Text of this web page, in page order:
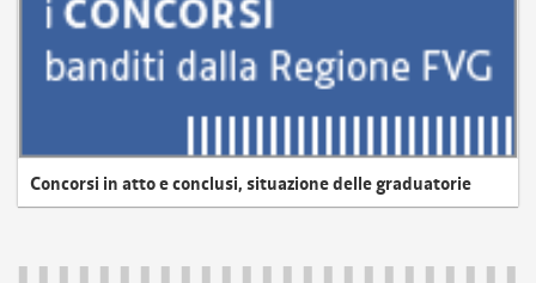
Concorsi in atto e conclusi, situazione delle graduatorie